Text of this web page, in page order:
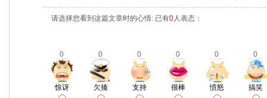
请选择您看到这篇文章时的心情: 已有0人表态：
0 0 0 0 0 0
惊讶 欠揍 支持 很棒 愤怒 搞笑